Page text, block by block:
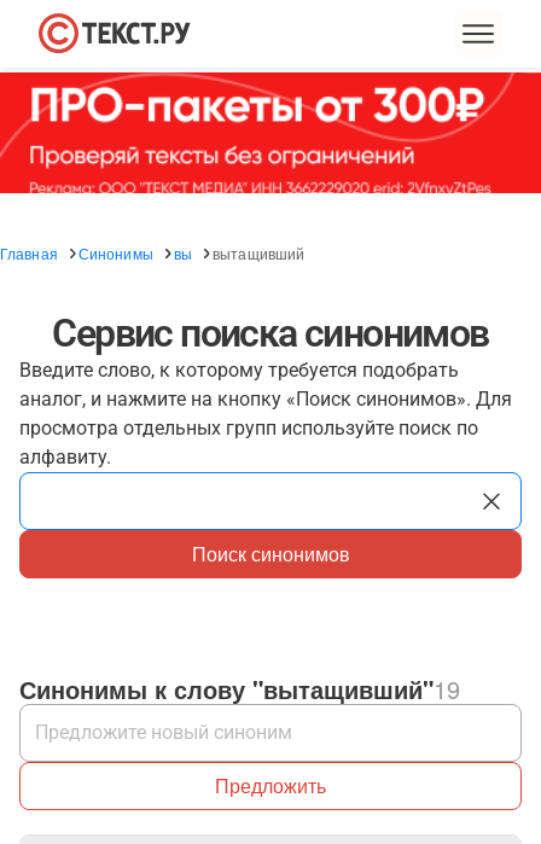
Главная Синонимы вы вытащивший
Сервис поиска синонимов
Введите слово, к которому требуется подобрать
аналог, и нажмите на кнопку «Поиск синонимов». Для
просмотра отдельных групп используйте поиск по
алфавиту.
Поиск синонимов
Синонимы к слову "вытащивший"19
Предложить